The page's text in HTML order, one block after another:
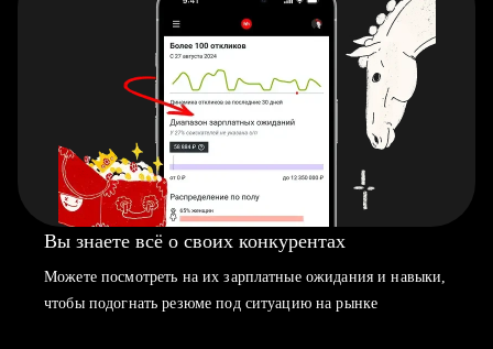
Вы знаете всё о своих конкурентах
Можете посмотреть на их зарплатные ожидания и навыки,
чтобы подогнать резюме под ситуацию на рынке